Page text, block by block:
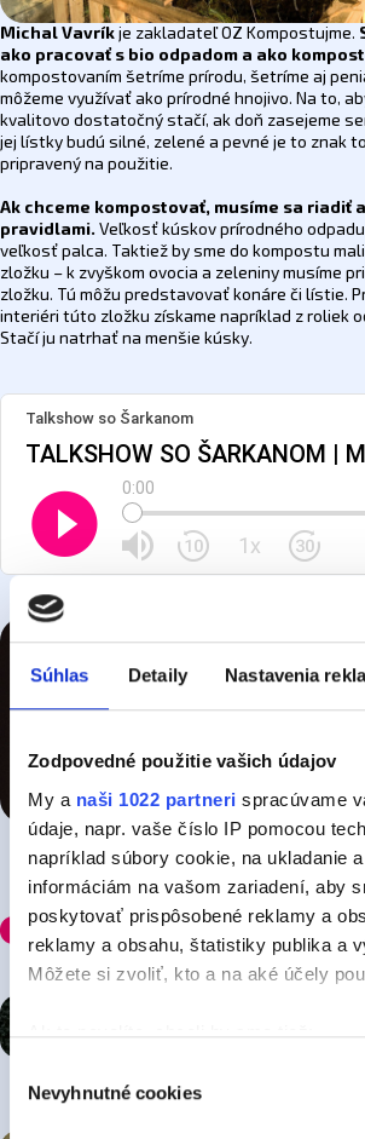
Súhlas Detaily Nastavenia
Zodpovedné použitie vašich údajov
My a naši 1022 partneri spracúvame
údaje, napr. vaše číslo IP pomocou
napríklad súbory cookie, na ukladanie
informáciám na vašom zariadení, aby
poskytovať prispôsobené reklamy a
reklamy a obsahu, štatistiky publika a
Môžete si zvoliť, kto a na aké účely
Ak to povolíte, chceli by sme tiež:
polohe s presnosťou na niekoľko
súhlasu
Nevyhnutné cookies
Michal Vavrík je zakladateľ OZ Kompostujme.
ako pracovať s bio odpadom a ako
kompostovaním šetríme prírodu, šetríme aj
môžeme využívať ako prírodné hnojivo. Na to,
kvalitovo dostatočný stačí, ak doň zasejeme
jej lístky budú silné, zelené a pevné je to znak
pripravený na použitie.
Ak chceme kompostovať, musíme sa riadiť
pravidlami. Veľkosť kúskov prírodného
veľkosť palca. Taktiež by sme do kompostu
zložku – k zvyškom ovocia a zeleniny musíme
zložku. Tú môžu predstavovať konáre či lístie.
interiéri túto zložku získame napríklad z roliek
Stačí ju natrhať na menšie kúsky.
Odporúčame
novým zvukom
práve teraz